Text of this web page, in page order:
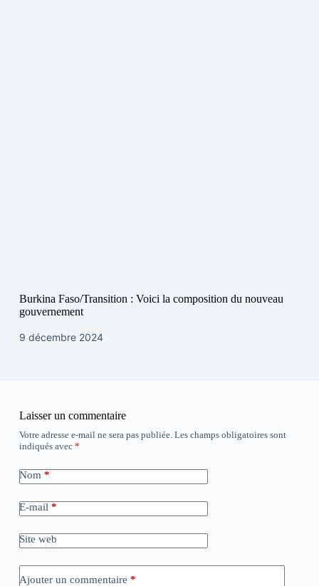
Burkina Faso/Transition : Voici la composition du nouveau
gouvernement
9 décembre 2024
Laisser un commentaire
Votre adresse e-mail ne sera pas publiée. Les champs obligatoires sont
indiqués avec *
Nom *
E-mail *
Site web
Ajouter un commentaire *